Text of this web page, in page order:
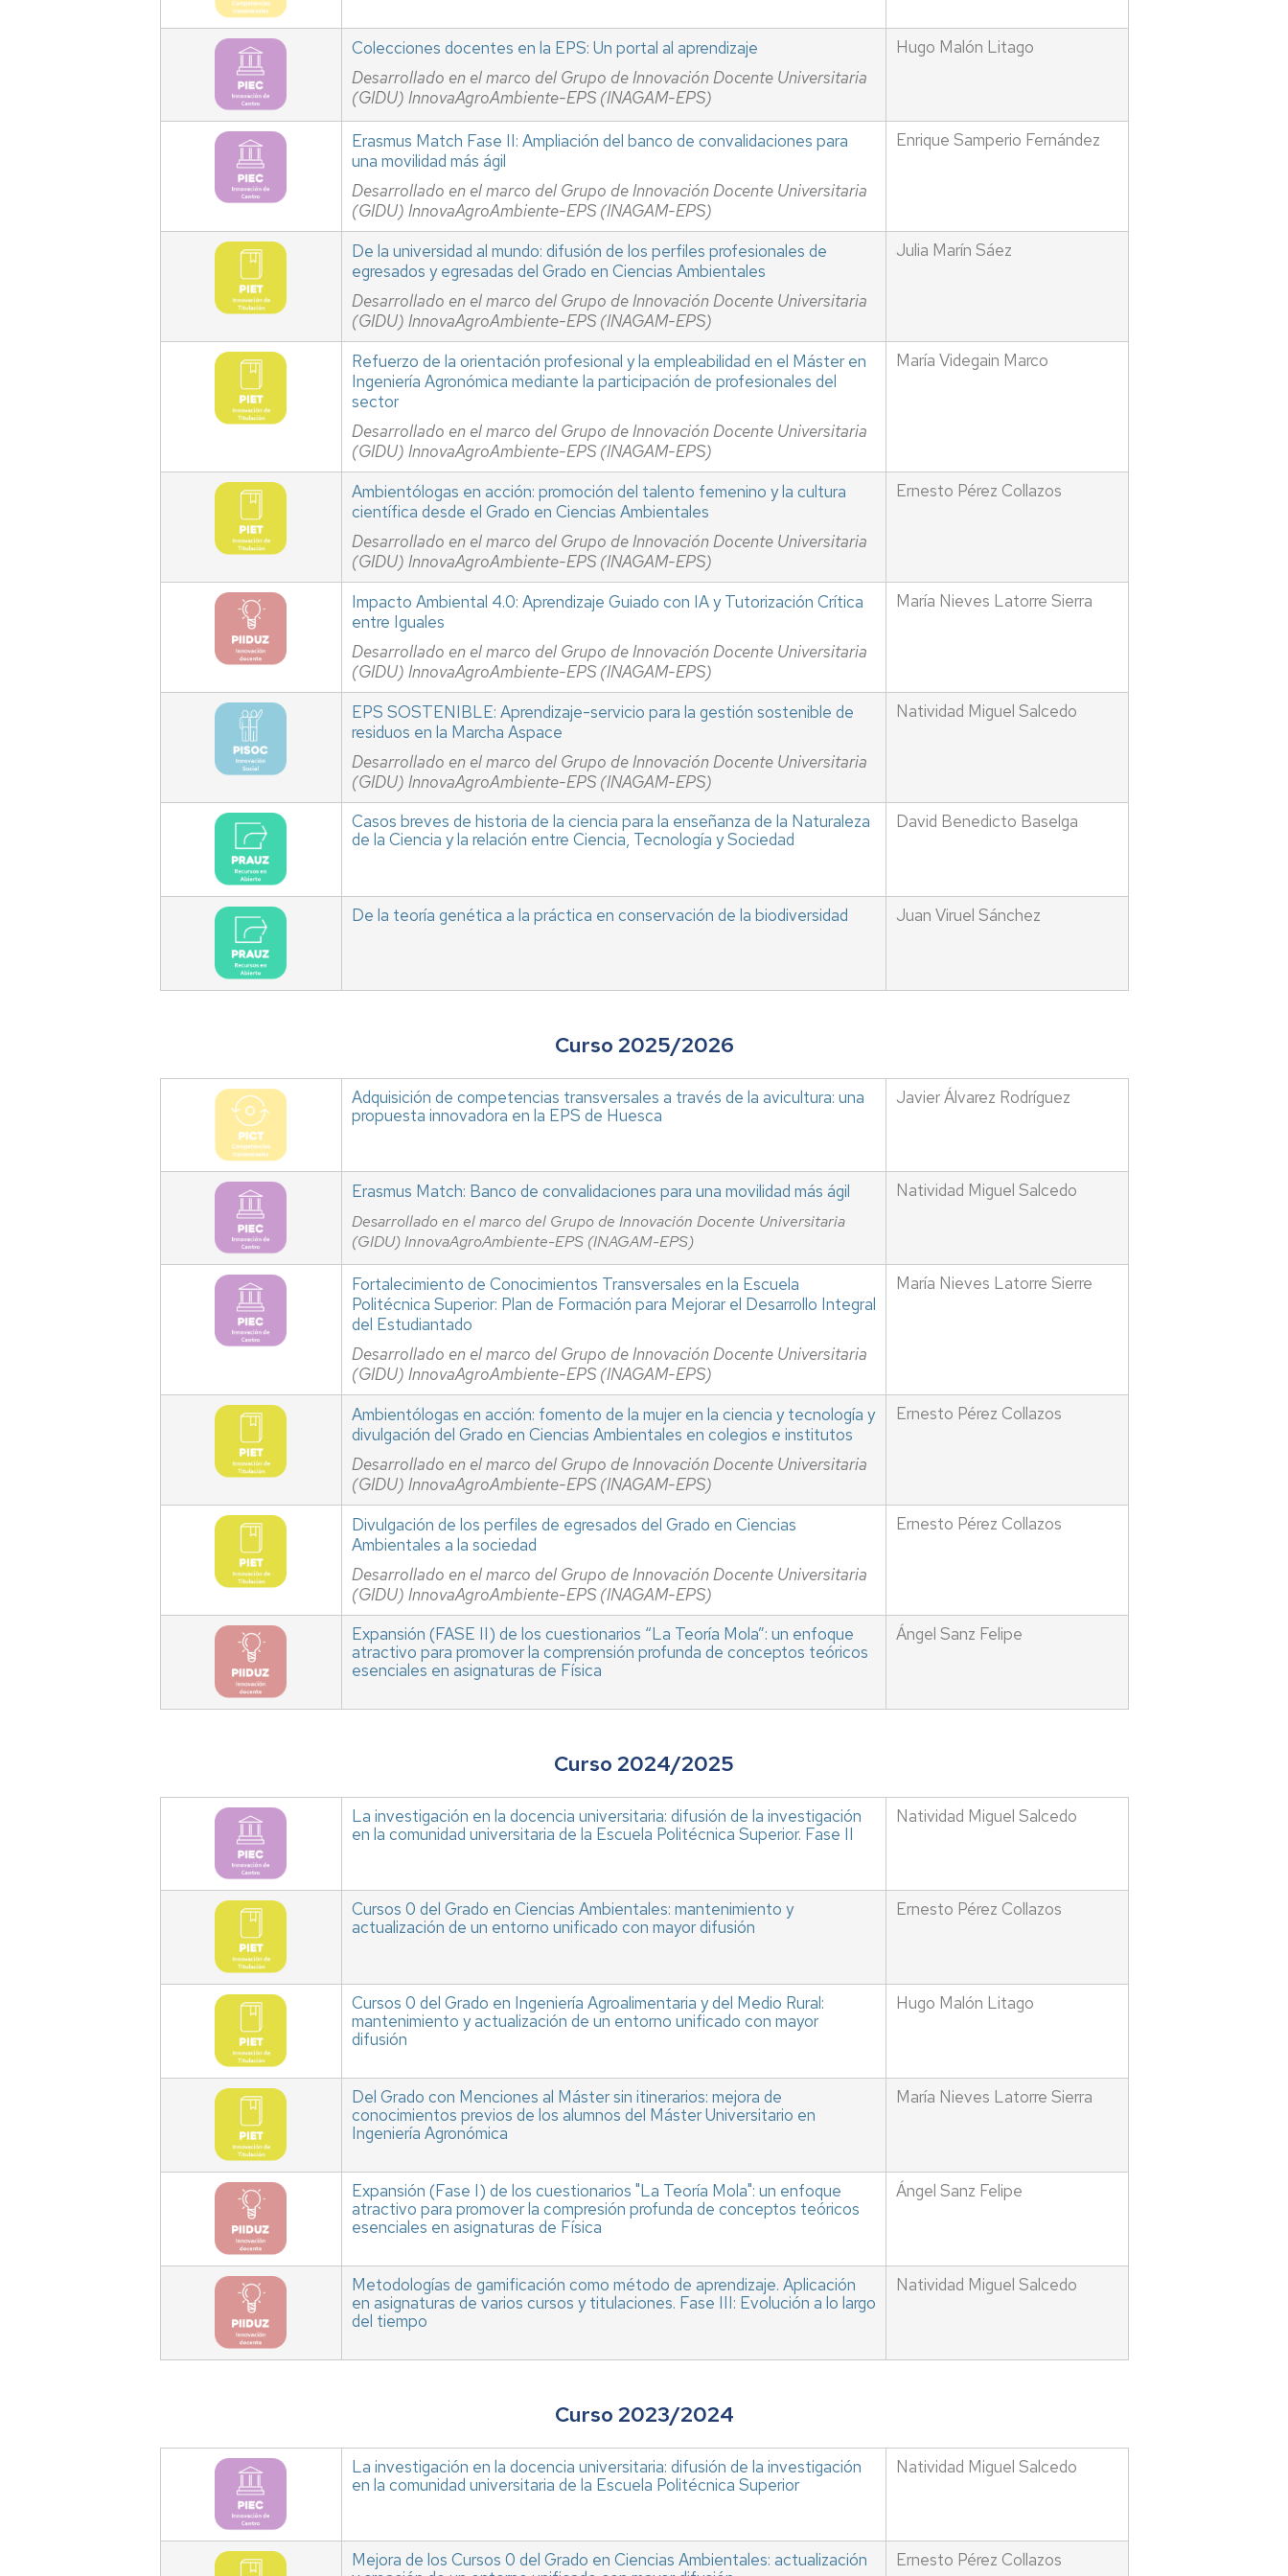
en
Ingénierie
agronomique
Doctorat
Autres
études
Colecciones docentes en la EPS: Un portal al aprendizaje
Desarrollado en el marco del Grupo de Innovación Docente Universitaria
(GIDU) InnovaAgroAmbiente-EPS (INAGAM-EPS)
Hugo Malón Litago
Erasmus Match Fase II: Ampliación del banco de convalidaciones para
una movilidad más ágil
Desarrollado en el marco del Grupo de Innovación Docente Universitaria
(GIDU) InnovaAgroAmbiente-EPS (INAGAM-EPS)
Enrique Samperio Fernández
De la universidad al mundo: difusión de los perfiles profesionales de
egresados y egresadas del Grado en Ciencias Ambientales
Desarrollado en el marco del Grupo de Innovación Docente Universitaria
(GIDU) InnovaAgroAmbiente-EPS (INAGAM-EPS)
Julia Marín Sáez
Refuerzo de la orientación profesional y la empleabilidad en el Máster en
Ingeniería Agronómica mediante la participación de profesionales del
sector
Desarrollado en el marco del Grupo de Innovación Docente Universitaria
(GIDU) InnovaAgroAmbiente-EPS (INAGAM-EPS)
María Videgain Marco
Ambientólogas en acción: promoción del talento femenino y la cultura
científica desde el Grado en Ciencias Ambientales
Desarrollado en el marco del Grupo de Innovación Docente Universitaria
(GIDU) InnovaAgroAmbiente-EPS (INAGAM-EPS)
Ernesto Pérez Collazos
Impacto Ambiental 4.0: Aprendizaje Guiado con IA y Tutorización Crítica
entre Iguales
Desarrollado en el marco del Grupo de Innovación Docente Universitaria
(GIDU) InnovaAgroAmbiente-EPS (INAGAM-EPS)
María Nieves Latorre Sierra
EPS SOSTENIBLE: Aprendizaje-servicio para la gestión sostenible de
residuos en la Marcha Aspace
Desarrollado en el marco del Grupo de Innovación Docente Universitaria
(GIDU) InnovaAgroAmbiente-EPS (INAGAM-EPS)
Natividad Miguel Salcedo
Casos breves de historia de la ciencia para la enseñanza de la Naturaleza
de la Ciencia y la relación entre Ciencia, Tecnología y Sociedad
David Benedicto Baselga
De la teoría genética a la práctica en conservación de la biodiversidad Juan Viruel Sánchez
Curso 2025/2026
Adquisición de competencias transversales a través de la avicultura: una
propuesta innovadora en la EPS de Huesca
Javier Álvarez Rodríguez
Erasmus Match: Banco de convalidaciones para una movilidad más ágil
Desarrollado en el marco del Grupo de Innovación Docente Universitaria
(GIDU) InnovaAgroAmbiente-EPS (INAGAM-EPS)
Natividad Miguel Salcedo
Fortalecimiento de Conocimientos Transversales en la Escuela
Politécnica Superior: Plan de Formación para Mejorar el Desarrollo Integral
del Estudiantado
Desarrollado en el marco del Grupo de Innovación Docente Universitaria
(GIDU) InnovaAgroAmbiente-EPS (INAGAM-EPS)
María Nieves Latorre Sierre
Ambientólogas en acción: fomento de la mujer en la ciencia y tecnología y
divulgación del Grado en Ciencias Ambientales en colegios e institutos
Desarrollado en el marco del Grupo de Innovación Docente Universitaria
(GIDU) InnovaAgroAmbiente-EPS (INAGAM-EPS)
Ernesto Pérez Collazos
Divulgación de los perfiles de egresados del Grado en Ciencias
Ambientales a la sociedad
Desarrollado en el marco del Grupo de Innovación Docente Universitaria
(GIDU) InnovaAgroAmbiente-EPS (INAGAM-EPS)
Ernesto Pérez Collazos
Expansión (FASE II) de los cuestionarios “La Teoría Mola”: un enfoque
atractivo para promover la comprensión profunda de conceptos teóricos
esenciales en asignaturas de Física
Ángel Sanz Felipe
Curso 2024/2025
La investigación en la docencia universitaria: difusión de la investigación
en la comunidad universitaria de la Escuela Politécnica Superior. Fase II
Natividad Miguel Salcedo
Cursos 0 del Grado en Ciencias Ambientales: mantenimiento y
actualización de un entorno unificado con mayor difusión
Ernesto Pérez Collazos
Cursos 0 del Grado en Ingeniería Agroalimentaria y del Medio Rural:
mantenimiento y actualización de un entorno unificado con mayor
difusión
Hugo Malón Litago
Del Grado con Menciones al Máster sin itinerarios: mejora de
conocimientos previos de los alumnos del Máster Universitario en
Ingeniería Agronómica
María Nieves Latorre Sierra
Expansión (Fase I) de los cuestionarios "La Teoría Mola": un enfoque
atractivo para promover la compresión profunda de conceptos teóricos
esenciales en asignaturas de Física
Ángel Sanz Felipe
Metodologías de gamificación como método de aprendizaje. Aplicación
en asignaturas de varios cursos y titulaciones. Fase III: Evolución a lo largo
del tiempo
Natividad Miguel Salcedo
Curso 2023/2024
La investigación en la docencia universitaria: difusión de la investigación
en la comunidad universitaria de la Escuela Politécnica Superior
Natividad Miguel Salcedo
Mejora de los Cursos 0 del Grado en Ciencias Ambientales: actualización
Ernesto Pérez Collazos